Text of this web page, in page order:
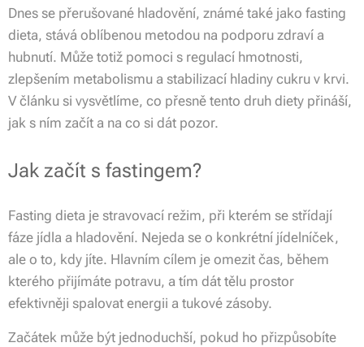
Dnes se přerušované hladovění, známé také jako fasting
dieta, stává oblíbenou metodou na podporu zdraví a
hubnutí. Může totiž pomoci s regulací hmotnosti,
zlepšením metabolismu a stabilizací hladiny cukru v krvi.
V článku si vysvětlíme, co přesně tento druh diety přináší,
jak s ním začít a na co si dát pozor.
Jak začít s fastingem?
Fasting dieta je stravovací režim, při kterém se střídají
fáze jídla a hladovění. Nejeda se o konkrétní jídelníček,
ale o to, kdy jíte. Hlavním cílem je omezit čas, během
kterého přijímáte potravu, a tím dát tělu prostor
efektivněji spalovat energii a tukové zásoby.
Začátek může být jednoduchší, pokud ho přizpůsobíte